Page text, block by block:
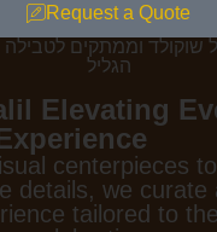
Request a Quote
Elevating
centerpieces
details, we curate
tailored to